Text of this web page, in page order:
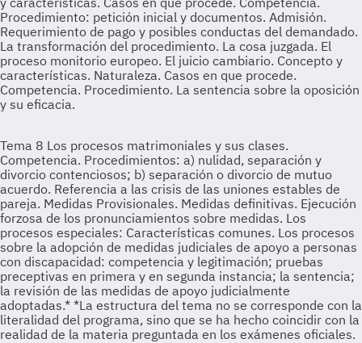
Procedimiento: petición inicial y documentos. Admisión.
Requerimiento de pago y posibles conductas del demandado.
La transformación del procedimiento. La cosa juzgada. El
proceso monitorio europeo. El juicio cambiario. Concepto y
características. Naturaleza. Casos en que procede.
Competencia. Procedimiento. La sentencia sobre la oposición
y su eficacia.
Tema 8 Los procesos matrimoniales y sus clases.
Competencia. Procedimientos: a) nulidad, separación y
divorcio contenciosos; b) separación o divorcio de mutuo
acuerdo. Referencia a las crisis de las uniones estables de
pareja. Medidas Provisionales. Medidas definitivas. Ejecución
forzosa de los pronunciamientos sobre medidas. Los
procesos especiales: Características comunes. Los procesos
sobre la adopción de medidas judiciales de apoyo a personas
con discapacidad: competencia y legitimación; pruebas
preceptivas en primera y en segunda instancia; la sentencia;
la revisión de las medidas de apoyo judicialmente
adoptadas.* *La estructura del tema no se corresponde con la
literalidad del programa, sino que se ha hecho coincidir con la
realidad de la materia preguntada en los exámenes oficiales.